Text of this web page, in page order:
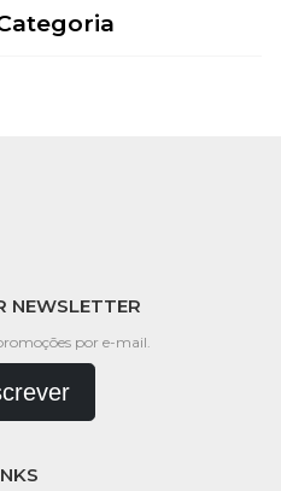
NEWSLETTER
por e-mail.